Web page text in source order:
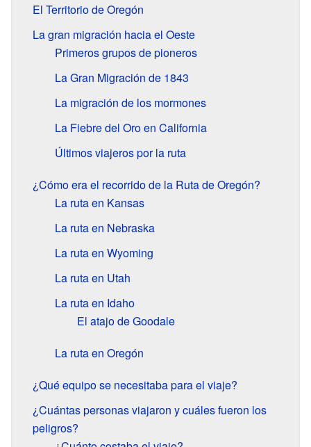
El Territorio de Oregón
La gran migración hacia el Oeste
Primeros grupos de pioneros
La Gran Migración de 1843
La migración de los mormones
La Fiebre del Oro en California
Últimos viajeros por la ruta
¿Cómo era el recorrido de la Ruta de Oregón?
La ruta en Kansas
La ruta en Nebraska
La ruta en Wyoming
La ruta en Utah
La ruta en Idaho
El atajo de Goodale
La ruta en Oregón
¿Qué equipo se necesitaba para el viaje?
¿Cuántas personas viajaron y cuáles fueron los
peligros?